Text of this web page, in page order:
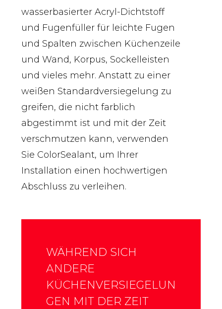
wasserbasierter Acryl-Dichtstoff
und Fugenfüller für leichte Fugen
und Spalten zwischen Küchenzeile
und Wand, Korpus, Sockelleisten
und vieles mehr. Anstatt zu einer
weißen Standardversiegelung zu
greifen, die nicht farblich
abgestimmt ist und mit der Zeit
verschmutzen kann, verwenden
Sie ColorSealant, um Ihrer
Installation einen hochwertigen
Abschluss zu verleihen.
WÄHREND SICH
ANDERE
KÜCHENVERSIEGELUN
GEN MIT DER ZEIT